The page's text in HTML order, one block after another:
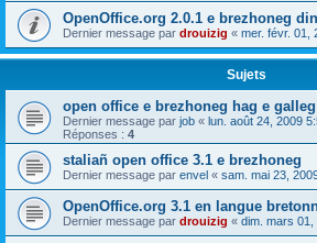
OpenOffice.org 2.0.1 e brezhoneg
Dernier message par drouizig « mer. févr. 01,
Sujets
open office e brezhoneg hag e galleg
Dernier message par job « lun. août 24, 2009
Réponses : 4
staliañ open office 3.1 e brezhoneg
Dernier message par envel « sam. mai 23,
OpenOffice.org 3.1 en langue
Dernier message par drouizig « dim. mars 01,